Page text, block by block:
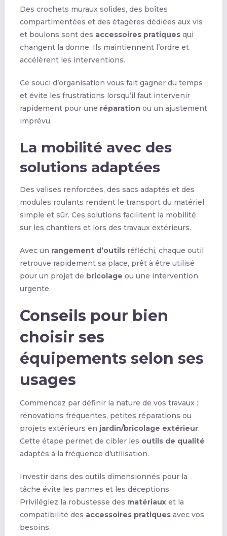
Des crochets muraux solides, des boîtes
compartimentées et des étagères dédiées aux vis
et boulons sont des accessoires pratiquesqui
changent la donne. Ils maintiennent l’ordre et
accélèrent les interventions.
Ce souci d’organisation vous fait gagner du temps
et évite les frustrations lorsqu’il faut intervenir
rapidement pour une réparation ou un ajustement
imprévu.
La mobilité avec des
solutions adaptées
Des valises renforcées, des sacs adaptés et des
modules roulants rendent le transport du matériel
simple et sûr. Ces solutions facilitent la mobilité
sur les chantiers et lors des travaux extérieurs.
Avec un rangement d’outilsréfléchi, chaque outil
retrouve rapidement sa place, prêt à être utilisé
pour un projet de bricolage ou une intervention
urgente.
Conseils pour bien
choisir ses
équipements selon ses
usages
Commencez par définir la nature de vos travaux :
rénovations fréquentes, petites réparations ou
projets extérieurs en jardin/bricolage extérieur.
Cette étape permet de cibler les outils de qualité
adaptés à la fréquence d’utilisation.
Investir dans des outils dimensionnés pour la
tâche évite les pannes et les déceptions.
Privilégiez la robustesse des matériauxet la
compatibilité des accessoires pratiquesavec vos
besoins.